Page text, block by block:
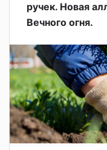
ручек. Новая
Вечного огня.